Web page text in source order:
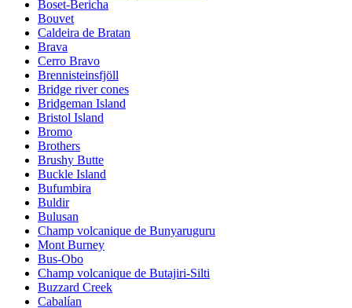
Boset-Bericha
Bouvet
Caldeira de Bratan
Brava
Cerro Bravo
Brennisteinsfjöll
Bridge river cones
Bridgeman Island
Bristol Island
Bromo
Brothers
Brushy Butte
Buckle Island
Bufumbira
Buldir
Bulusan
Champ volcanique de Bunyaruguru
Mont Burney
Bus-Obo
Champ volcanique de Butajiri-Silti
Buzzard Creek
Cabalían